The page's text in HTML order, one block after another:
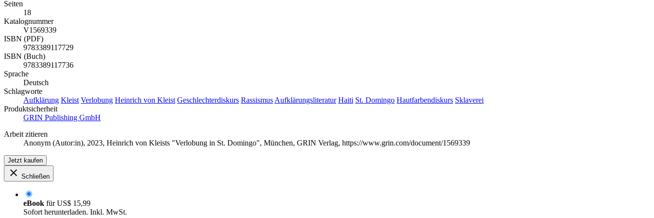
Seiten
18
Katalognummer
V1569339
ISBN (PDF)
9783389117729
ISBN (Buch)
9783389117736
Sprache
Deutsch
Schlagworte
Aufklärung Kleist Verlobung Heinrich von Kleist Geschlechterdiskurs Rassismus Aufklärungsliteratur Haiti St. Domingo Hautfarbendiskurs Sklaverei
Produktsicherheit
GRIN Publishing GmbH
Arbeit zitieren
Anonym (Autor:in), 2023, Heinrich von Kleists "Verlobung in St. Domingo", München, GRIN Verlag, https://www.grin.com/document/1569339
Jetzt kaufen
Schließen
eBook fürUS$ 15,99
Sofort herunterladen. Inkl. MwSt.